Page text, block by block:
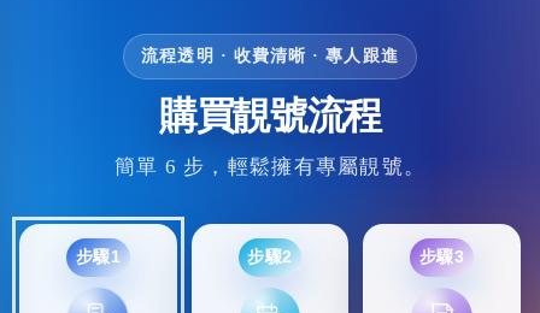
流程透明 · 收費清晰 · 專人跟進
購買靚號流程
簡單 6 步，輕鬆擁有專屬靚號。
步驟1 步驟2 步驟3